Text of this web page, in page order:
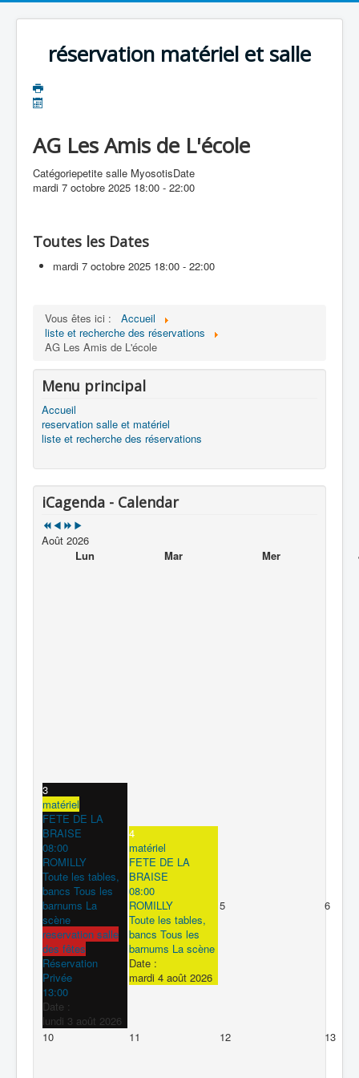
réservation matériel et salle
AG Les Amis de L'école
Catégoriepetite salle MyosotisDate
mardi 7 octobre 2025 18:00 - 22:00
Toutes les Dates
mardi 7 octobre 2025 18:00 - 22:00
Vous êtes ici :
Accueil
liste et recherche des réservations
AG Les Amis de L'école
Menu principal
Accueil
reservation salle et matériel
liste et recherche des réservations
iCagenda - Calendar
Août 2026
Lun
Mar Mer
3
matériel
FETE DE LA
BRAISE
08:00
ROMILLY
Toute les tables,
bancs Tous les
barnums La
scène
reservation salle
des fêtes
Réservation
Privée
13:00
Date :
lundi 3 août 2026
4
matériel
FETE DE LA
BRAISE
08:00
ROMILLY
Toute les tables,
bancs Tous les
barnums La scène
Date :
mardi 4 août 2026
5 6
10 11 12 13